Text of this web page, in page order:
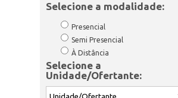
Selecione a modalidade:
Presencial
Semi Presencial
À Distância
Selecione a
Unidade/Ofertante: